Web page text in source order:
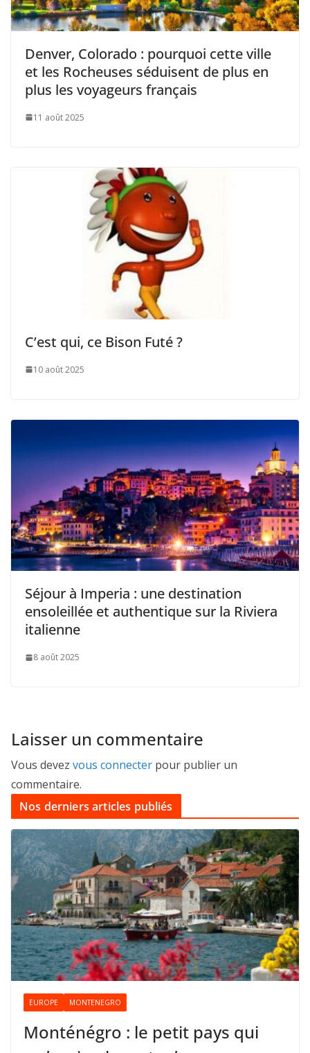
Denver, Colorado : pourquoi cette ville
et les Rocheuses séduisent de plus en
plus les voyageurs français
11 août 2025
C’est qui, ce Bison Futé ?
10 août 2025
Séjour à Imperia : une destination
ensoleillée et authentique sur la Riviera
italienne
8 août 2025
Laisser un commentaire
Vous devez vous connecter pour publier un
commentaire.
Nos derniers articles publiés
EUROPE MONTENEGRO
Monténégro : le petit pays qui